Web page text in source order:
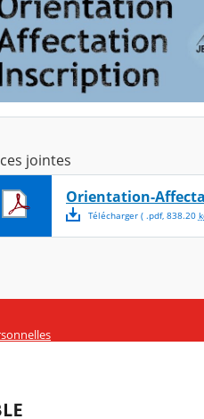
jointes
Orientation-
Télécharger( .pdf, 838.20